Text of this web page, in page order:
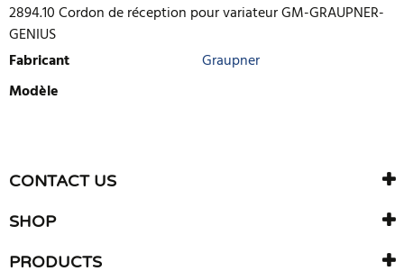
2894.10 Cordon de réception pour variateur GM-GRAUPNER-
GENIUS
Fabricant
Graupner
Modèle
Il n'y a aucun avis sur ce produit. Soyez le premier à écrire un
avis
CONTACT US
SHOP
PRODUCTS